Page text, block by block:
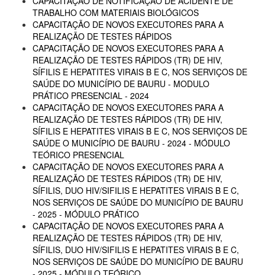
TRABALHO COM MATERIAIS BIOLÓGICOS
CAPACITAÇÃO DE NOVOS EXECUTORES PARA A
REALIZAÇÃO DE TESTES RÁPIDOS
CAPACITAÇÃO DE NOVOS EXECUTORES PARA A
REALIZAÇÃO DE TESTES RÁPIDOS (TR) DE HIV,
SÍFILIS E HEPATITES VIRAIS B E C, NOS SERVIÇOS DE
SAÚDE DO MUNICÍPIO DE BAURU - MODULO
PRÁTICO PRESENCIAL - 2024
CAPACITAÇÃO DE NOVOS EXECUTORES PARA A
REALIZAÇÃO DE TESTES RÁPIDOS (TR) DE HIV,
SÍFILIS E HEPATITES VIRAIS B E C, NOS SERVIÇOS DE
SAÚDE O MUNICÍPIO DE BAURU - 2024 - MÓDULO
TEÓRICO PRESENCIAL
CAPACITAÇÃO DE NOVOS EXECUTORES PARA A
REALIZAÇÃO DE TESTES RÁPIDOS (TR) DE HIV,
SÍFILIS, DUO HIV/SIFILIS E HEPATITES VIRAIS B E C,
NOS SERVIÇOS DE SAÚDE DO MUNICÍPIO DE BAURU
- 2025 - MÓDULO PRÁTICO
CAPACITAÇÃO DE NOVOS EXECUTORES PARA A
REALIZAÇÃO DE TESTES RÁPIDOS (TR) DE HIV,
SÍFILIS, DUO HIV/SIFILIS E HEPATITES VIRAIS B E C,
NOS SERVIÇOS DE SAÚDE DO MUNICÍPIO DE BAURU